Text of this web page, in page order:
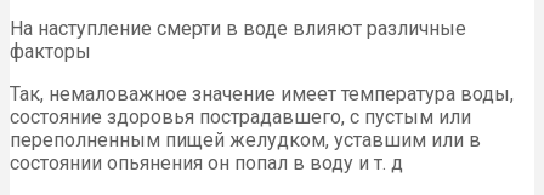
На наступление смерти в воде влияют различные
факторы
Так, немаловажное значение имеет температура воды,
состояние здоровья пострадавшего, с пустым или
переполненным пищей желудком, уставшим или в
состоянии опьянения он попал в воду и т. д